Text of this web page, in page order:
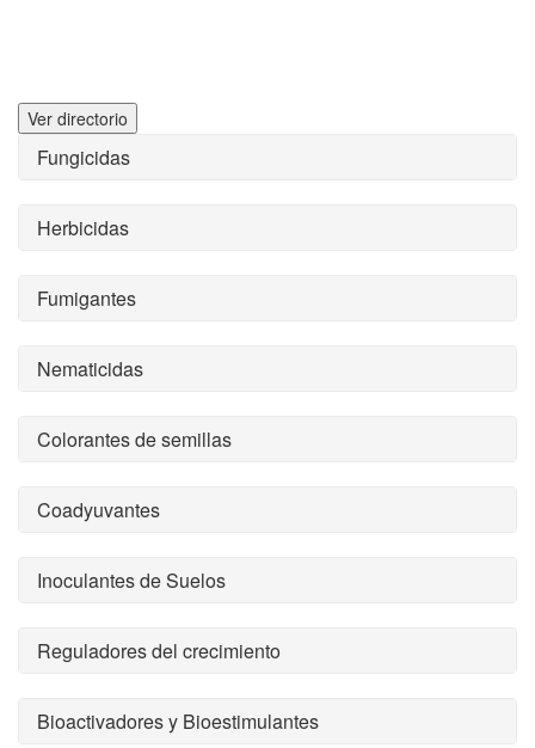
Ver directorio
Fungicidas
Herbicidas
Fumigantes
Nematicidas
Colorantes de semillas
Coadyuvantes
Inoculantes de Suelos
Reguladores del crecimiento
Bioactivadores y Bioestimulantes